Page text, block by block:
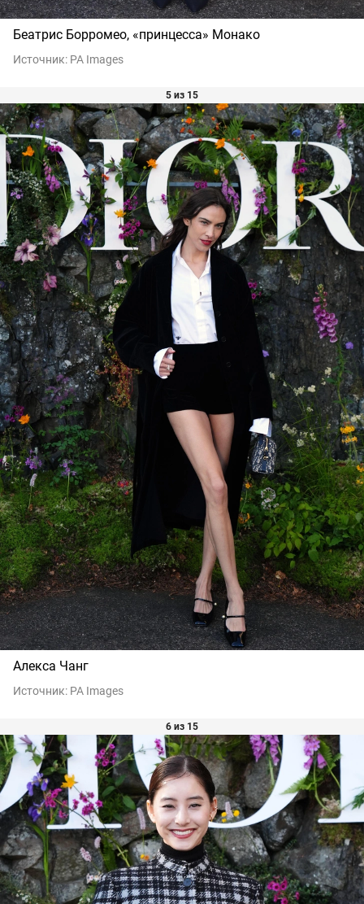
Беатрис Борромео, «принцесса» Монако
Источник: PA Images
5 из 15
Алекса Чанг
Источник: PA Images
6 из 15